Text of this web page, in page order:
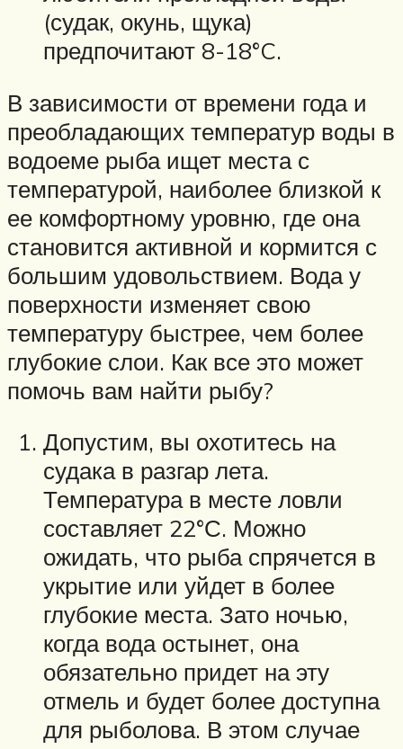
(судак, окунь, щука)
предпочитают 8-18°C.
В зависимости от времени года и
преобладающих температур воды в
водоеме рыба ищет места с
температурой, наиболее близкой к
ее комфортному уровню, где она
становится активной и кормится с
большим удовольствием. Вода у
поверхности изменяет свою
температуру быстрее, чем более
глубокие слои. Как все это может
помочь вам найти рыбу?
Допустим, вы охотитесь на
судака в разгар лета.
Температура в месте ловли
составляет 22°С. Можно
ожидать, что рыба спрячется в
укрытие или уйдет в более
глубокие места. Зато ночью,
когда вода остынет, она
обязательно придет на эту
отмель и будет более доступна
для рыболова. В этом случае